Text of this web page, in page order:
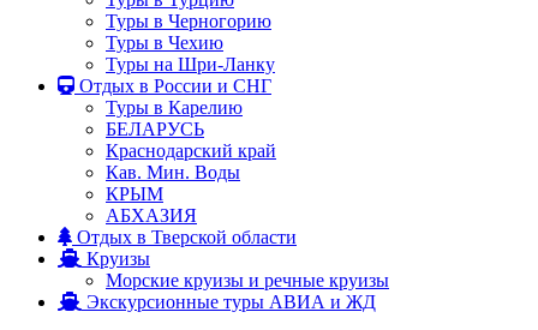
Туры в Черногорию
Туры в Чехию
Туры на Шри-Ланку
Отдых в России и СНГ
Туры в Карелию
БЕЛАРУСЬ
Краснодарский край
Кав. Мин. Воды
КРЫМ
АБХАЗИЯ
Отдых в Тверской области
Круизы
Морские круизы и речные круизы
Экскурсионные туры АВИА и ЖД